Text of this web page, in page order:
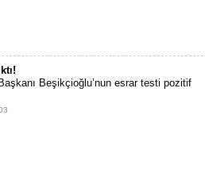
Beşikçioğlu’nun esrar testi pozitif